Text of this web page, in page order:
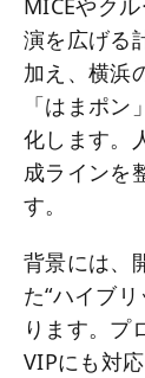
MICEやク
演を広げる
加え、横浜
「はまポ
化します。
成ラインを
す。
背景には、
た“ハイブ
ります。プ
VIPにも対